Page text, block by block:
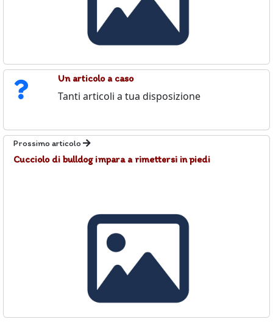
Un articolo a caso
Tanti articoli a tua disposizione
Prossimo articolo
Cucciolo di bulldog impara a rimettersi in piedi